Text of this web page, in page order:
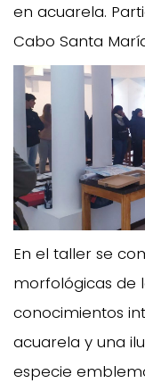
en acuarela.
Cabo Santa
En el taller se
morfológicas de
conocimientos
acuarela y una
especie